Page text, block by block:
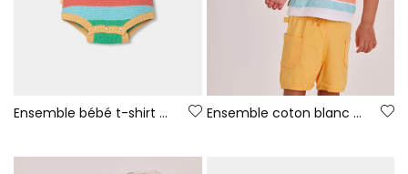
Ensemble bébé t-shirt et salopette rayures multicolore Ensemble coton blanc bébé